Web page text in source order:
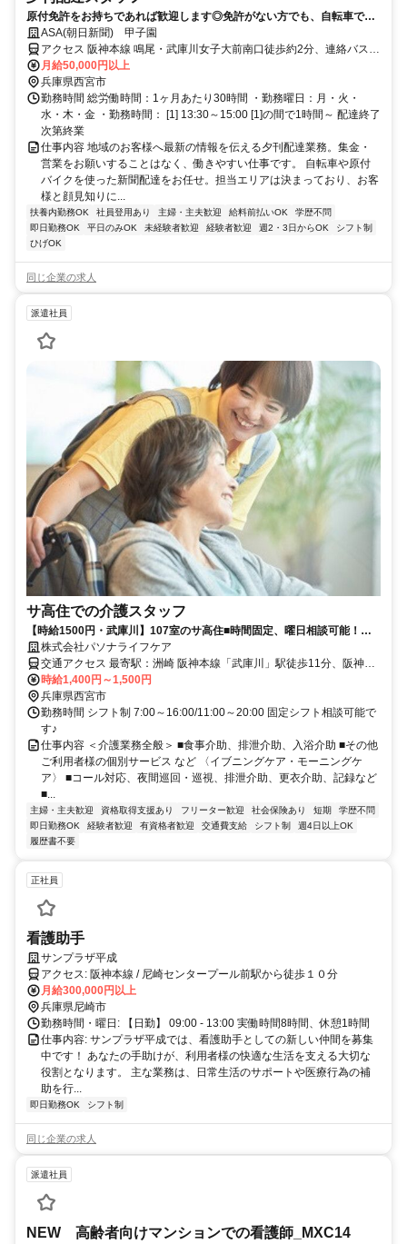
原付免許をお持ちであれば歓迎します◎免許がない方でも、自転車で配
達することが可能なのでご心配なく◎
ASA(朝日新聞) 甲子園
アクセス 阪神本線 鳴尾・武庫川女子大前南口徒歩約2分、連絡バス
甲子園徒歩約11分、阪神本線 甲子園徒歩約11分
月給50,000円以上
兵庫県西宮市
勤務時間 総労働時間：1ヶ月あたり30時間 ・勤務曜日：月・火・
水・木・金 ・勤務時間： [1] 13:30～15:00 [1]の間で1時間～ 配達終了
次第終業
仕事内容 地域のお客様へ最新の情報を伝える夕刊配達業務。集金・
営業をお願いすることはなく、働きやすい仕事です。 自転車や原付
バイクを使った新聞配達をお任せ。担当エリアは決まっており、お客
様と顔見知りに...
扶養内勤務OK 社員登用あり 主婦・主夫歓迎 給料前払いOK
学歴不問
即日勤務OK
平日のみOK 未経験者歓迎 経験者歓迎 週2・3日からOK
シフト制
ひげOK
同じ企業の求人
派遣社員
サ高住での介護スタッフ
【時給1500円・武庫川】107室のサ高住■時間固定、曜日相談可能！即
日勤務可能な方歓迎！施設見学可〇
株式会社パソナライフケア
交通アクセス 最寄駅：洲崎 阪神本線「武庫川」駅徒歩11分、阪神武
庫川線「洲崎」駅徒歩9分
時給1,400円～1,500円
兵庫県西宮市
勤務時間 シフト制 7:00～16:00/11:00～20:00 固定シフト相談可能で
す♪
仕事内容 ＜介護業務全般＞ ■食事介助、排泄介助、入浴介助 ■その他
ご利用者様の個別サービス など 〈イブニングケア・モーニングケ
ア〉 ■コール対応、夜間巡回・巡視、排泄介助、更衣介助、記録など
■...
主婦・主夫歓迎 資格取得支援あり フリーター歓迎 社会保険あり 短期
学歴不問
即日勤務OK
経験者歓迎 有資格者歓迎 交通費支給 シフト制
週4日以上OK
履歴書不要
正社員
看護助手
サンプラザ平成
アクセス: 阪神本線 / 尼崎センタープール前駅から徒歩１０分
月給300,000円以上
兵庫県尼崎市
勤務時間・曜日: 【日勤】 09:00 - 13:00 実働時間8時間、休憩1時間
仕事内容: サンプラザ平成では、看護助手としての新しい仲間を募集
中です！ あなたの手助けが、利用者様の快適な生活を支える大切な
役割となります。 主な業務は、日常生活のサポートや医療行為の補
助を行...
即日勤務OK シフト制
同じ企業の求人
派遣社員
NEW 高齢者向けマンションでの看護師_MXC14